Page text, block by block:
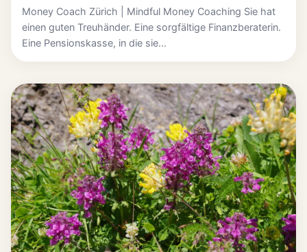
Money Coach Zürich | Mindful Money Coaching Sie hat
einen guten Treuhänder. Eine sorgfältige Finanzberaterin.
Eine Pensionskasse, in die sie...